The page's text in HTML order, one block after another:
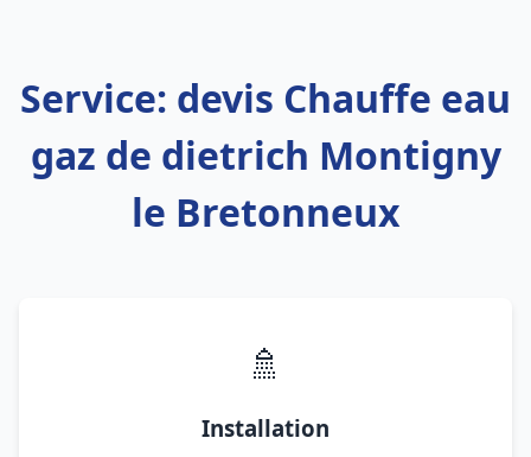
Service: devis Chauffe eau
gaz de dietrich Montigny
le Bretonneux
🚿
Installation